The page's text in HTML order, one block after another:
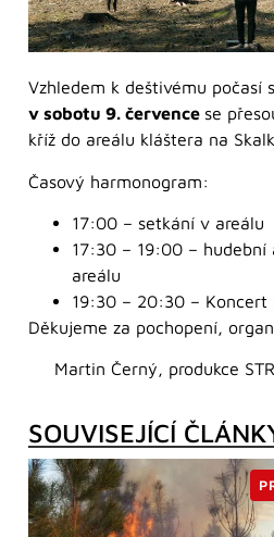
Vzhledem k deštivému počasí
v sobotu 9. července se
kříž do areálu kláštera na
Časový harmonogram:
17:00 – setkání v areálu
17:30 – 19:00 –
areálu
19:30 – 20:30 – Koncert
Děkujeme za pochopení,
Martin Černý, produkce
SOUVISEJÍCÍ